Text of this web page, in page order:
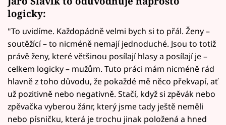
logicky:
"To uvidíme. Každopádně velmi bych si to přál. Ženy –
soutěžící – to nicméně nemají jednoduché. Jsou to totiž
právě ženy, které většinou posílají hlasy a posílají je –
celkem logicky – mužům. Tuto práci mám nicméně rád
hlavně z toho důvodu, že pokaždé mě něco překvapí, ať
už pozitivně nebo negativně. Stačí, když si zpěvák nebo
zpěvačka vyberou žánr, který jsme tady ještě neměli
nebo písničku, která je trochu jinak položená a hned